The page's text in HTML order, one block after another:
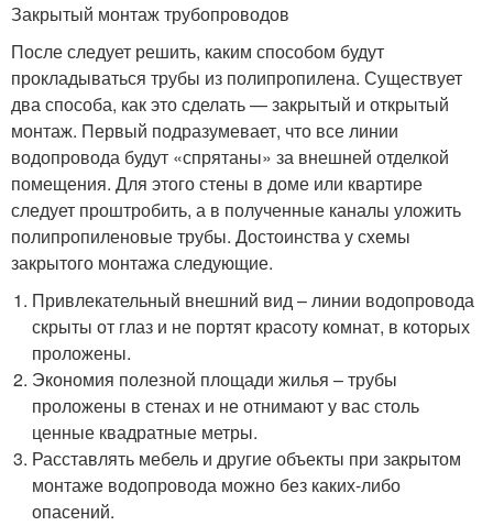
Закрытый монтаж трубопроводов
После следует решить, каким способом будут
прокладываться трубы из полипропилена. Существует
два способа, как это сделать — закрытый и открытый
монтаж. Первый подразумевает, что все линии
водопровода будут «спрятаны» за внешней отделкой
помещения. Для этого стены в доме или квартире
следует проштробить, а в полученные каналы уложить
полипропиленовые трубы. Достоинства у схемы
закрытого монтажа следующие.
Привлекательный внешний вид – линии водопровода
скрыты от глаз и не портят красоту комнат, в которых
проложены.
Экономия полезной площади жилья – трубы
проложены в стенах и не отнимают у вас столь
ценные квадратные метры.
Расставлять мебель и другие объекты при закрытом
монтаже водопровода можно без каких-либо
опасений.